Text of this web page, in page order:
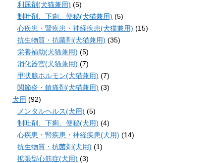
利尿剤(犬猫兼用) (5)
制吐剤、下痢、便秘(犬猫兼用) (5)
心疾患・腎疾患・神経疾患(犬猫兼用) (15)
抗生物質・抗菌剤(犬猫兼用) (35)
栄養補助(犬猫兼用) (5)
消化器官(犬猫兼用) (7)
甲状腺ホルモン(犬猫兼用) (7)
関節炎・鎮痛剤(犬猫兼用) (3)
犬用 (92)
メンタルヘルス(犬用) (5)
制吐剤、下痢、便秘(犬用) (4)
心疾患・腎疾患・神経疾患(犬用) (14)
抗生物質・抗菌剤(犬用) (1)
拡張型心筋症(犬用) (3)